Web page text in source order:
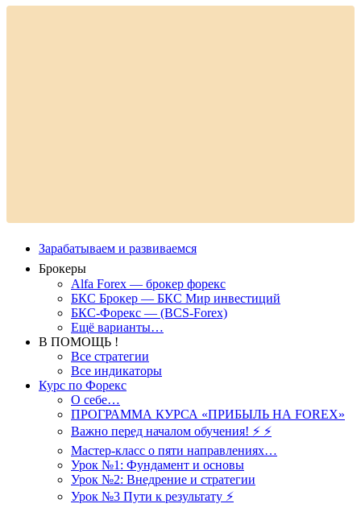
Зарабатываем и развиваемся
Брокеры
Alfa Forex — брокер форекс
БКС Брокер — БКС Мир инвестиций
БКС-Форекс — (BCS-Forex)
Ещё варианты…
В ПОМОЩЬ !
Все стратегии
Все индикаторы
Курс по Форекс
О себе…
ПРОГРАММА КУРСА «ПРИБЫЛЬ НА FOREX»
Важно перед началом обучения! ⚡ ⚡
Мастер-класс о пяти направлениях…
Урок №1: Фундамент и основы
Урок №2: Внедрение и стратегии
Урок №3 Пути к результату ⚡️